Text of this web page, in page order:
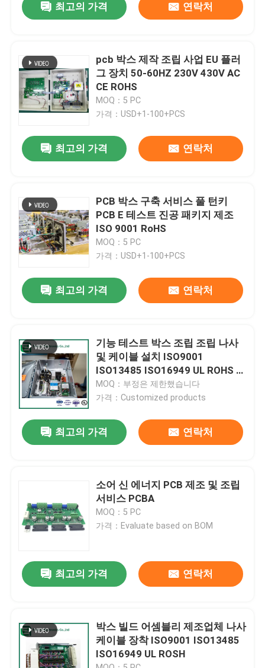
제품 소개
회사 소개
공장 투어
연락처
모든 케이스
견적 요청
ems 피크바
최고의 가격 연락처
pcb 박스 제작 조립 사업 EU 플러
그 장치 50-60HZ 230V 430V AC
CE ROHS
MOQ：5 PC
가격：USD+1-100+PCS
최고의 가격 연락처
PCB 박스 구축 서비스 풀 턴키
PCB E 테스트 진공 패키지 제조
ISO 9001 RoHS
MOQ：5 PC
가격：USD+1-100+PCS
최고의 가격 연락처
기능 테스트 박스 조립 조립 나사
및 케이블 설치 ISO9001
ISO13485 ISO16949 UL ROHS 인
증 표시
MOQ：부정은 제한했습니다
가격：Customized products
최고의 가격 연락처
소어 신 에너지 PCB 제조 및 조립
서비스 PCBA
MOQ：5 PC
가격：Evaluate based on BOM
최고의 가격 연락처
박스 빌드 어셈블리 제조업체 나사
케이블 장착 ISO9001 ISO13485
ISO16949 UL ROSH